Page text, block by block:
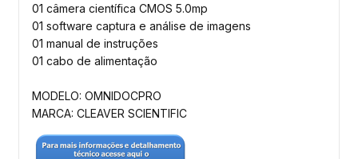
01 câmera científica CMOS 5.0mp
01 software captura e análise de imagens
01 manual de instruções
01 cabo de alimentação
MODELO: OMNIDOCPRO
MARCA: CLEAVER SCIENTIFIC